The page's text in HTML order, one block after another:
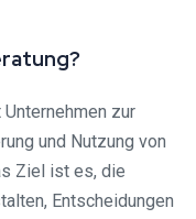
zur
und Nutzung von
Ziel ist es, die
Entscheidungen